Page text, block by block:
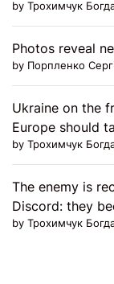
by Трохимчук
Photos reveal
by Порпленко
Ukraine on the
Europe should
by Трохимчук
The enemy is
Discord: they
by Трохимчук